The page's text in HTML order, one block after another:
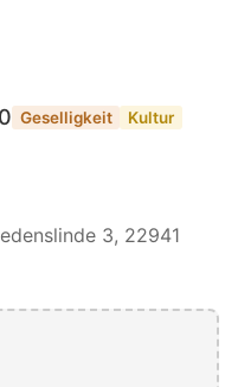
Geselligkeit
Kultur
3, 22941